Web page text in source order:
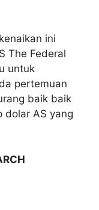
ini
The Federal
untuk
pertemuan
baik baik
dolar AS yang